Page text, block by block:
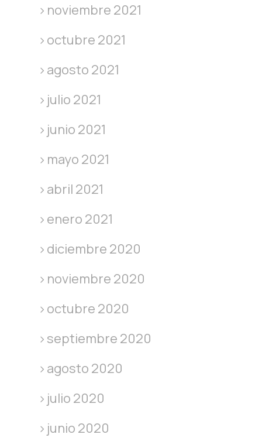
noviembre 2021
octubre 2021
agosto 2021
julio 2021
junio 2021
mayo 2021
abril 2021
enero 2021
diciembre 2020
noviembre 2020
octubre 2020
septiembre 2020
agosto 2020
julio 2020
junio 2020